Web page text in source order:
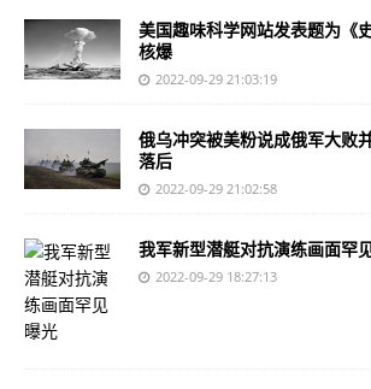
美国趣味科学网站发表题为《
核爆
2022-09-29 21:03:19
俄乌冲突被美粉说成俄军大败
落后
2022-09-29 21:02:58
我军新型潜艇对抗演练画面罕
2022-09-29 18:27:13